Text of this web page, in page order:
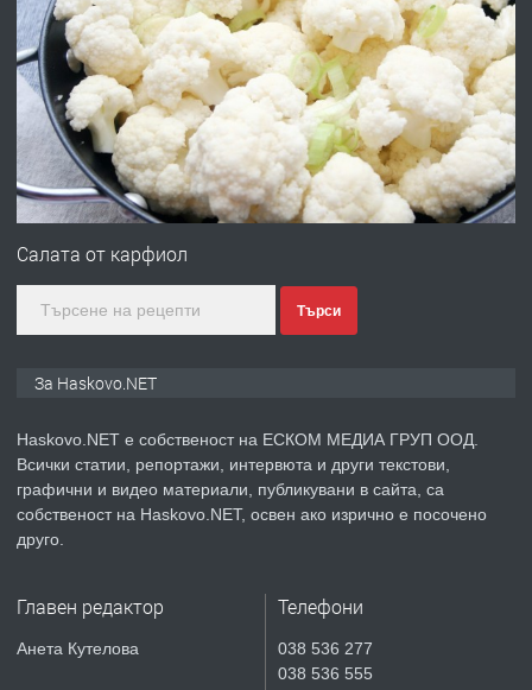
ПРЕДЛАГА Давам гараж под наем
преди 3 дни
ПРЕДЛАГА
№4120 Магазин/Офис под наем в кв.
градската градина!
преди 4 дни
ПРЕДЛАГА
Продавам парцел в гр. Хасково кв.
Салата от карфиол
Търси
За Haskovo.NET
Haskovo.NET е собственост на ЕСКОМ МЕДИА ГРУП ООД.
Всички статии, репортажи, интервюта и други текстови,
графични и видео материали, публикувани в сайта, са
собственост на Haskovo.NET, освен ако изрично е посочено
друго.
Главен редактор
Анета Кутелова
Телефони
038 536 277
038 536 555